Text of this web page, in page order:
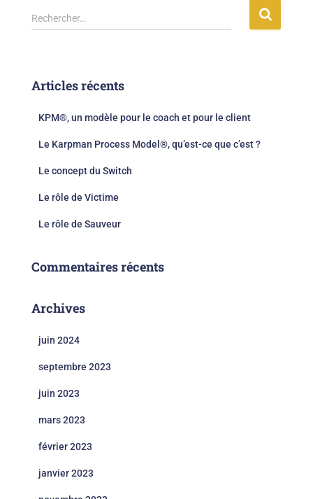
Rechercher…
Articles récents
KPM®, un modèle pour le coach et pour le client
Le Karpman Process Model®, qu’est-ce que c’est ?
Le concept du Switch​
Le rôle de Victime
Le rôle de Sauveur
Commentaires récents
Archives
juin 2024
septembre 2023
juin 2023
mars 2023
février 2023
janvier 2023